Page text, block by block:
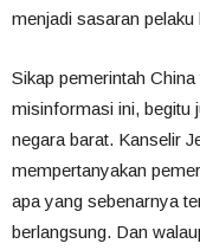
menjadi sasaran pelaku
Sikap pemerintah
misinformasi ini, begitu
negara barat. Kanselir
mempertanyakan
apa yang sebenarnya
berlangsung. Dan